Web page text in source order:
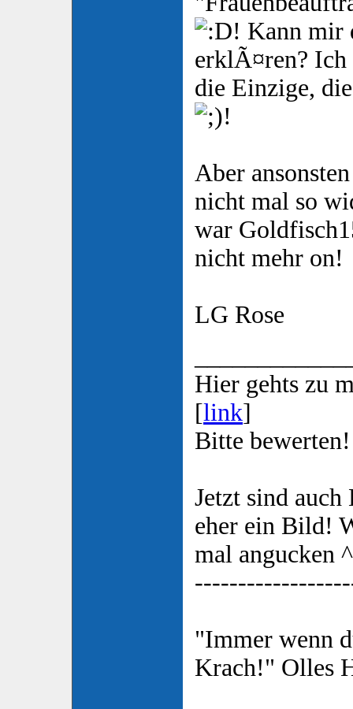
! Kann mir
erklÃ¤ren?
die Einzige,
!
Aber
nicht mal so
war
nicht mehr on!
LG Rose
Hier gehts zu
[link]
Bitte bewerten!
Jetzt sind
eher ein Bild!
mal angucken
"Immer wenn
Krach!" Olles